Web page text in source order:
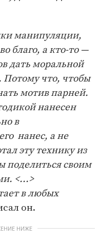
манипуляции,
благо, а кто-то —
дать моральной
что, чтобы
мотив парней.
нанесен
в
нанес, а не
эту технику из
поделиться своим
<...>
в любых
он.
НИЖЕ